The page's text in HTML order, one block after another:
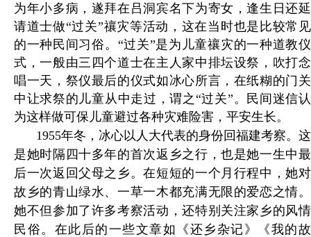
为年小多病，遂拜在吕洞宾名下为寄女，逢生日还延
请道士做“过关”禳灾等活动，这在当时也是比较常见
的一种民间习俗。“过关”是为儿童禳灾的一种道教仪
式，一般由三四个道士在主人家中排坛设祭，吹打念
唱一天，祭仪最后的仪式如冰心所言，在纸糊的门关
中让求祭的儿童从中走过，谓之“过关”。民间迷信认
为这样做可保儿童避过各种灾难险害，平安生长。
1955年冬，冰心以人大代表的身份回福建考察。这
是她时隔四十多年的首次返乡之行，也是她一生中最
后一次返回父母之乡。在短短的一个月行程中，她对
故乡的青山绿水、一草一木都充满无限的爱恋之情。
她不但参加了许多考察活动，还特别关注家乡的风情
民俗。在此后的一些文章如《还乡杂记》《我的故